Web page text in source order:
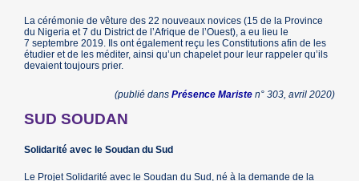
La cérémonie de vêture des 22 nouveaux novices (15 de la Province
du Nigeria et 7 du District de l’Afrique de l’Ouest), a eu lieu le
7 septembre 2019. Ils ont également reçu les Constitutions afin de les
étudier et de les méditer, ainsi qu’un chapelet pour leur rappeler qu’ils
devaient toujours prier.
(publié dans Présence Maristen° 303, avril 2020)
SUD SOUDAN
Solidarité avec le Soudan du Sud
Le Projet Solidarité avec le Soudan du Sud, né à la demande de la